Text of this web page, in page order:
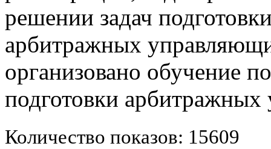
решении задач
арбитражных
организовано обучение
подготовки
Количество показов: 15609